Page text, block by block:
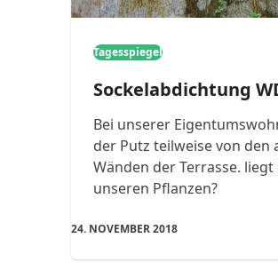
Tagesspiegel
Sockelabdichtung
Bei unserer
der Putz teilweise von den
Wänden der Terrasse.
unseren Pflanzen?
24. NOVEMBER 2018